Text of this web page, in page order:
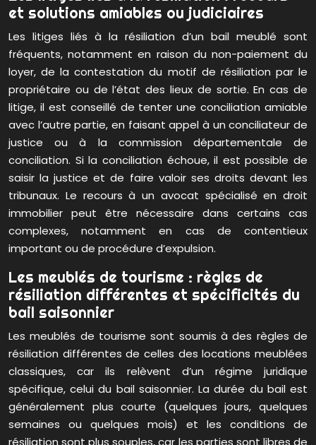
et solutions amiables ou judiciaires
Les litiges liés à la résiliation d’un bail meublé sont
fréquents, notamment en raison du non-paiement du
loyer, de la contestation du motif de résiliation par le
propriétaire ou de l’état des lieux de sortie. En cas de
litige, il est conseillé de tenter une conciliation amiable
avec l’autre partie, en faisant appel à un conciliateur de
justice ou à la commission départementale de
conciliation. Si la conciliation échoue, il est possible de
saisir la justice et de faire valoir ses droits devant les
tribunaux. Le recours à un avocat spécialisé en droit
immobilier peut être nécessaire dans certains cas
complexes, notamment en cas de contentieux
important ou de procédure d’expulsion.
Les meublés de tourisme : règles de
résiliation différentes et spécificités du
bail saisonnier
Les meublés de tourisme sont soumis à des règles de
résiliation différentes de celles des locations meublées
classiques, car ils relèvent d’un régime juridique
spécifique, celui du bail saisonnier. La durée du bail est
généralement plus courte (quelques jours, quelques
semaines ou quelques mois) et les conditions de